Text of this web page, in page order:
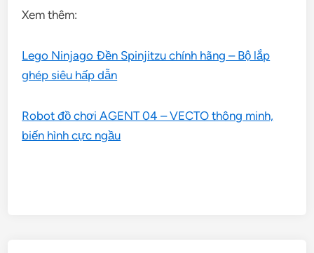
Xem thêm:
Lego Ninjago Đền Spinjitzu chính hãng – Bộ lắp
ghép siêu hấp dẫn
Robot đồ chơi AGENT 04 – VECTO thông minh,
biến hình cực ngầu